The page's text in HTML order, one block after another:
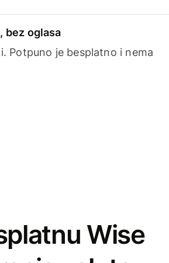
bez oglasa
Potpuno je besplatno i nema
Wise